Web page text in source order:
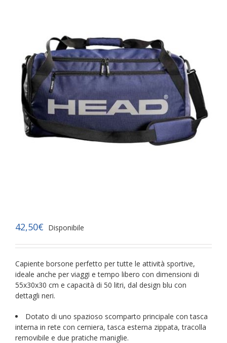
42,50€ Disponibile
Capiente borsone perfetto per tutte le attività sportive,
ideale anche per viaggi e tempo libero con dimensioni di
55x30x30 cm e capacità di 50 litri, dal design blu con
dettagli neri.
Dotato di uno spazioso scomparto principale con tasca
interna in rete con cerniera, tasca esterna zippata, tracolla
removibile e due pratiche maniglie.